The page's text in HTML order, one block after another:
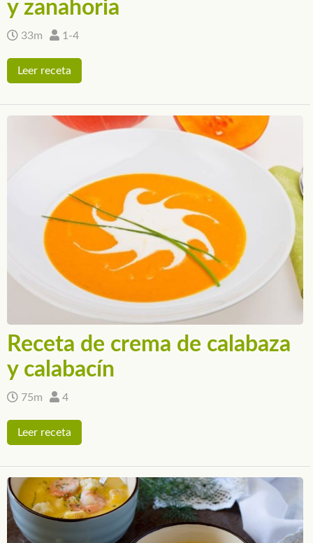
y zanahoria
33m 1-4
Leer receta
Receta de crema de calabaza
y calabacín
75m 4
Leer receta